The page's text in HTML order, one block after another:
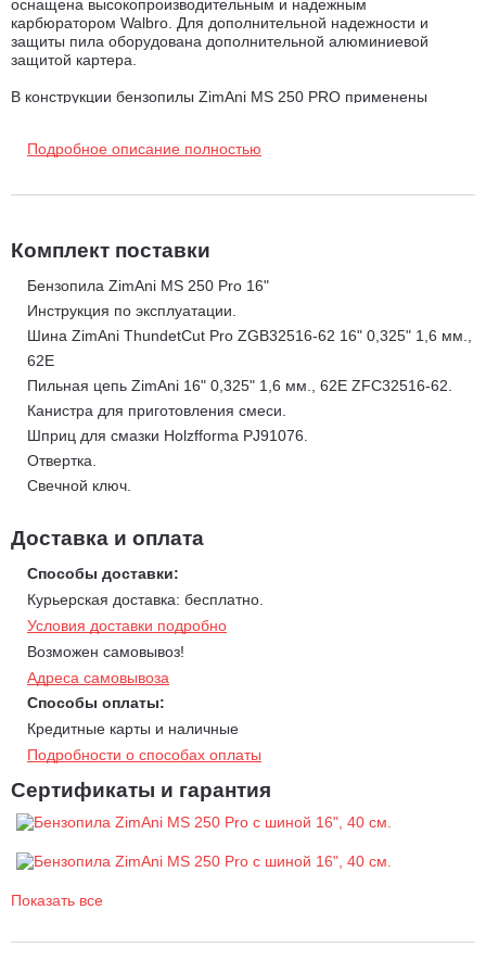
оснащена высокопроизводительным и надежным
карбюратором Walbro. Для дополнительной надежности и
защиты пила оборудована дополнительной алюминиевой
защитой картера.
В конструкции бензопилы ZimAni MS 250 PRO применены
группа: цилиндр с покрытием Nikasil, поршень Meteor piston,
Отличие бензопилы ZimAni MS 25
Усиленный корпус Carbon Fiber.
Карбюратор Walbro (made in Japan).
Высококачественный
Компания "Meteor" - производитель №1 в мире оригинальных
цилиндро-поршневых групп для все ведущих брендов в мире,
таких как: Stihl, Husqvarna, Oleo-Mac, Efco, Dolmar, Honda,
Echo, Kawasaki, Stiga, Shindaiwa, Mitsubishi и т.д.
логотипом ZimAni.
Защита топливного бака "Fuel tank guard".
Шина ZimAni ThunderCut Pro.
Металлическая защита картера.
серии Pro в серийной комплектации установлена
металлическая пластина, которая предотвращает
повреждение картера и корпуса бензопилы.
Преимущества бензопилы ZimAni MS 250 Pro 16":
Поршень Meteor Piston.Высококачественный итальянский
поршень облегченной конструкции с пониженным
молибдена с низким коэффициентом трения. Поршни Meteor
гарантирующие долговечность и мощность в экстремальных
Подробное описание полностью
Комплект поставки
Бензопила ZimAni MS 250 Pro 16"
Инструкция по эксплуатации.
Шина ZimAni ThundetCut Pro ZGB32516-62 16" 0,325" 1,6 мм.,
62E
Пильная цепь ZimAni 16" 0,325" 1,6 мм., 62E ZFC32516-62.
Канистра для приготовления смеси.
Шприц для смазки Holzfforma PJ91076.
Отвертка.
Свечной ключ.
Доставка и оплата
Способы доставки:
Курьерская доставка: бесплатно.
Условия доставки подробно
Возможен самовывоз!
Адреса самовывоза
Способы оплаты:
Кредитные карты и наличные
Подробности о способах оплаты
Сертификаты и гарантия
Показать все